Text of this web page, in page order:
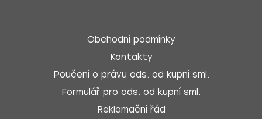
Obchodní podmínky
Kontakty
Poučení o právu ods. od kupní sml.
Formulář pro ods. od kupní sml.
Reklamační řád